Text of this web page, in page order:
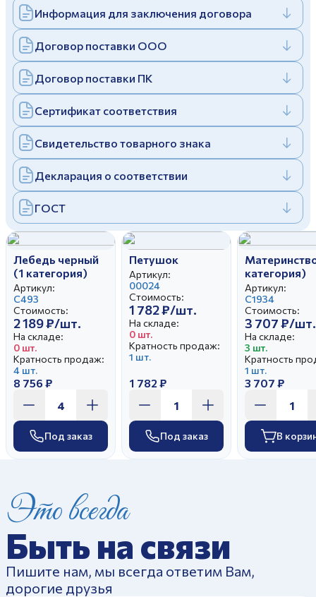
Отправить
Заполняя и отправляя форму, вы соглашаетесь
cполитикой конфиденциальности
Заполняя и отправляя форму, вы соглашаетесь
cполитикой конфиденциальности
Дулевский фарфоровый завод ©
Политика конфиденциальности
Информация для заключения договора
Договор поставки ООО
Договор поставки ПК
Сертификат соответствия
Свидетельство товарного знака
Декларация о соответствии
ГОСТ
Лебедь черный
(1 категория)
Артикул:
С493
Стоимость:
2 189 ₽/шт.
На складе:
0 шт.
Кратность продаж:
4 шт.
8 756 ₽
Под заказ
Петушок
Артикул:
00024
Стоимость:
1 782 ₽/шт.
На складе:
0 шт.
Кратность продаж:
1 шт.
1 782 ₽
Под заказ
категория)
Артикул:
С1934
Стоимость:
3 707 ₽/шт.
На складе:
3 шт.
Кратность
1 шт.
3 707 ₽
В
Это всегда
Быть на связи
Пишите нам, мы всегда ответим Вам,
дорогие друзья